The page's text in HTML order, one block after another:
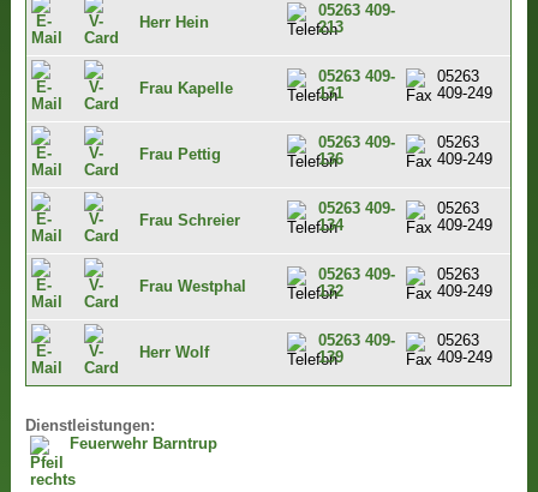
Herr Hein
05263 409-
213
Frau Kapelle
05263 409-
131
05263
409-249
Frau Pettig
05263 409-
136
05263
409-249
Frau Schreier
05263 409-
134
05263
409-249
Frau Westphal
05263 409-
132
05263
409-249
Herr Wolf
05263 409-
139
05263
409-249
Dienstleistungen:
Feuerwehr Barntrup